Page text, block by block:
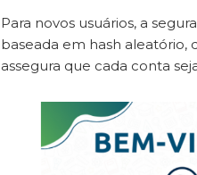
Para novos usuários, a
baseada em hash aleatório,
assegura que cada conta